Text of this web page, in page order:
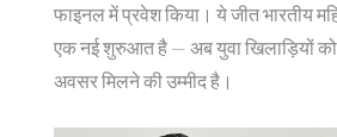
फाइनल में प्रवेश किया। ये जीत भारतीय
एक नई शुरुआत है — अब युवा खिलाड़ियों
अवसर मिलने की उम्मीद है।